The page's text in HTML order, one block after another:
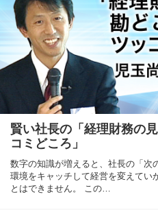
賢い社長の「経理財務の
コミどころ」
数字の知識が増えると、社長の「次
環境をキャッチして経営を変えてい
とはできません。 この…